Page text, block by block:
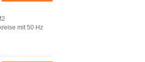
mit 50 Hz